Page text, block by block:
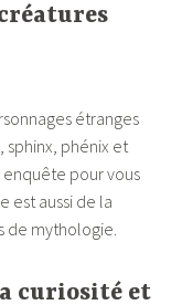
étranges
sphinx, phénix et
pour vous
est aussi de la
de mythologie.
curiosité et